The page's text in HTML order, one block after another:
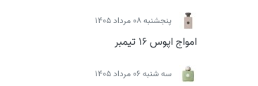
پنجشنبه 08 مرداد 1405
امواج اپوس 16 تیمبر
سه شنبه 06 مرداد 1405